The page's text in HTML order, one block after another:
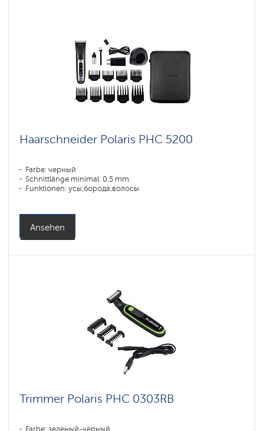
Haarschneider Polaris PHC 5200
Farbe: черный
Schnittlänge minimal: 0,5 mm
Funktionen: усы,борода,волосы
Ansehen
Trimmer Polaris PHC 0303RB
Farbe: зеленый-черный